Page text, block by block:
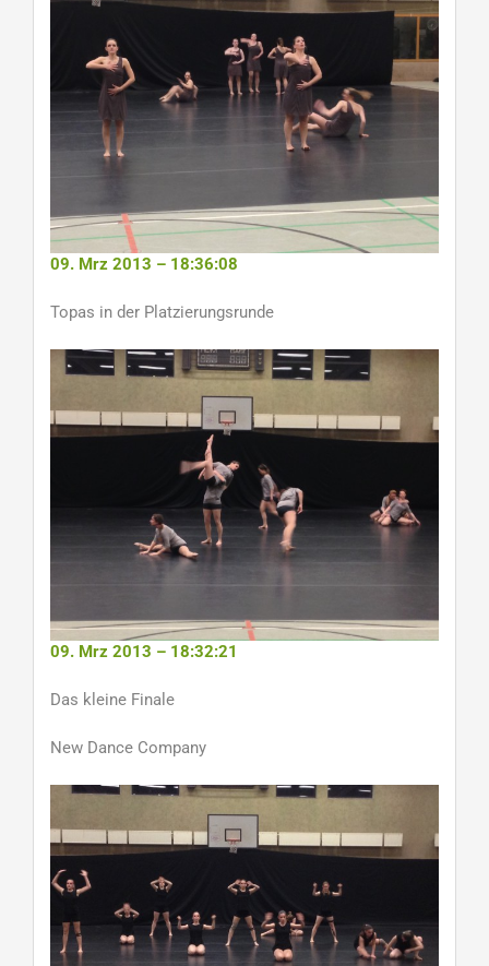
09. Mrz 2013 – 18:36:08
Topas in der Platzierungsrunde
09. Mrz 2013 – 18:32:21
Das kleine Finale
New Dance Company